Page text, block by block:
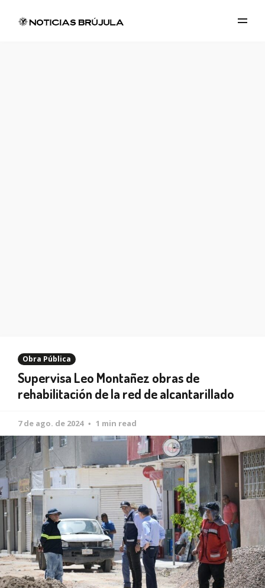
Obra Pública
Supervisa Leo Montañez obras de
rehabilitación de la red de alcantarillado
7 de ago. de 2024 1 min read